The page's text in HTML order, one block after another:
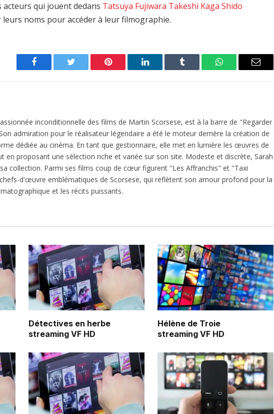
acteurs qui jouent dedans Tatsuya Fujiwara Takeshi Kaga Shido
leurs noms pour accéder à leur filmographie.
Facebook Twitter Pinterest LinkedIn Tumblr WhatsAppEmail
inconditionnelle des films de Martin Scorsese, est à la barre de "Regarder
admiration pour le réalisateur légendaire a été le moteur derrière la création de
dédiée au cinéma. En tant que gestionnaire, elle met en lumière les œuvres de
en proposant une sélection riche et variée sur son site. Modeste et discrète, Sarah
collection. Parmi ses films coup de cœur figurent "Les Affranchis" et "Taxi
d'œuvre emblématiques de Scorsese, qui reflètent son amour profond pour la
et les récits puissants.
Détectives en herbe
streaming VF HD
Hélène de Troie
streaming VF HD